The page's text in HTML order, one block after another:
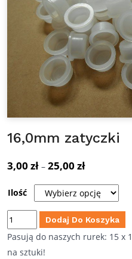
16,0mm zatyczki
3,00 zł – 25,00 złZakres
od
3,00 zł
do
25,00 zł
Ilość
ilość
16,0mm
zatyczki
Dodaj Do Koszyka
Pasują do naszych rurek: 15 x
na sztuki!